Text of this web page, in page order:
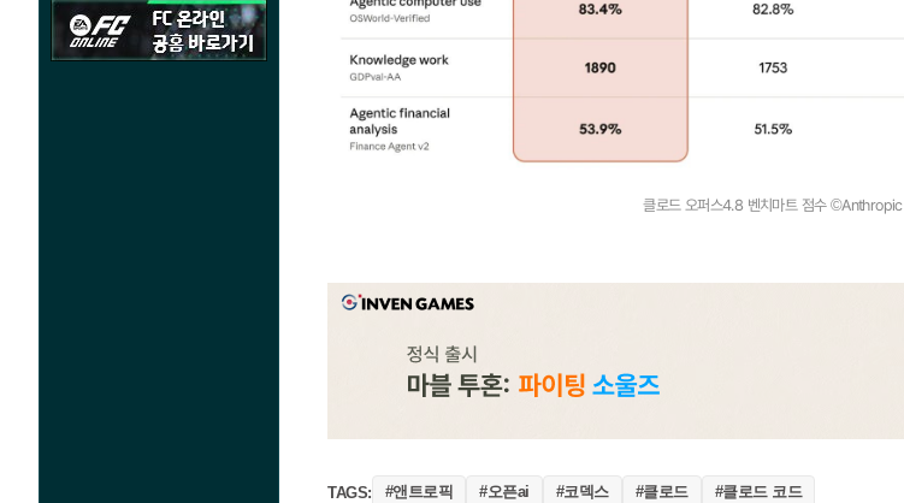
클로드 오퍼스4.8 벤치마트 점수 ©Anthropic
TAGS: #앤트로픽 #오픈ai #코덱스 #클로드 #클로드 코드